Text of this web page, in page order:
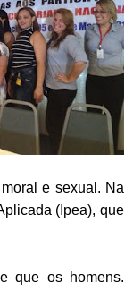
e sexual. Na
(Ipea), que
que os homens.